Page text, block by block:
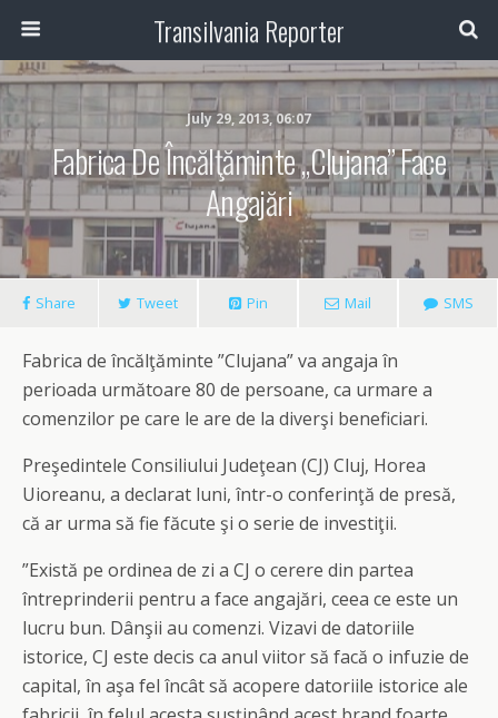
Transilvania Reporter
July 29, 2013, 06:07
Fabrica De Încălţăminte „Clujana” Face
Angajări
Share Tweet Pin Mail SMS
Fabrica de încălţăminte ”Clujana” va angaja în
perioada următoare 80 de persoane, ca urmare a
comenzilor pe care le are de la diverşi beneficiari.
Preşedintele Consiliului Judeţean (CJ) Cluj, Horea
Uioreanu, a declarat luni, într-o conferinţă de presă,
că ar urma să fie făcute şi o serie de investiţii.
”Există pe ordinea de zi a CJ o cerere din partea
întreprinderii pentru a face angajări, ceea ce este un
lucru bun. Dânşii au comenzi. Vizavi de datoriile
istorice, CJ este decis ca anul viitor să facă o infuzie de
capital, în aşa fel încât să acopere datoriile istorice ale